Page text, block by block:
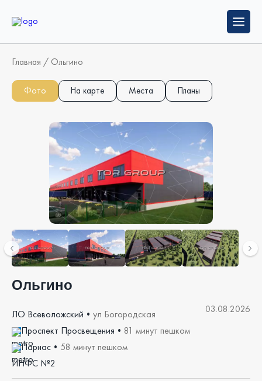
Главная / Ольгино
Фото На карте Места Планы
Ольгино
03.08.2026
ЛО Всеволожский • ул Богородская
Проспект Просвещения • 81 минут пешком
Парнас • 58 минут пешком
ИНФС №2